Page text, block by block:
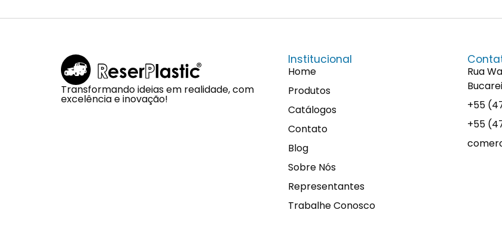
Transformando ideias em realidade, com
excelência e inovação!
Institucional
Home
Produtos
Catálogos
Contato
Blog
Sobre Nós
Representantes
Trabalhe Conosco
Rua
+55
+55